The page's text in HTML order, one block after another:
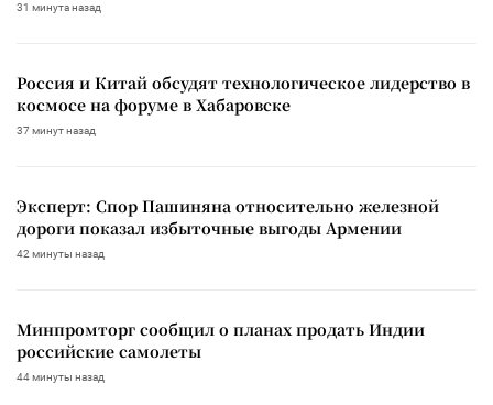
31 минута назад
Россия и Китай обсудят технологическое лидерство в
космосе на форуме в Хабаровске
37 минут назад
Эксперт: Спор Пашиняна относительно железной
дороги показал избыточные выгоды Армении
42 минуты назад
Минпромторг сообщил о планах продать Индии
российские самолеты
44 минуты назад